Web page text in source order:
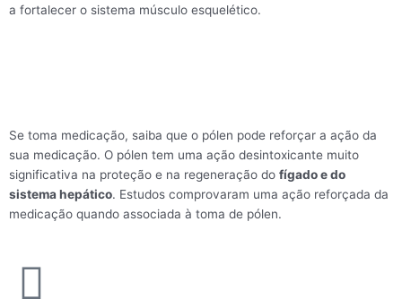
a fortalecer o sistema músculo esquelético.
Se toma medicação, saiba que o pólen pode reforçar a ação da
sua medicação. O pólen tem uma ação desintoxicante muito
significativa na proteção e na regeneração do fígado e do
sistema hepático. Estudos comprovaram uma ação reforçada da
medicação quando associada à toma de pólen.